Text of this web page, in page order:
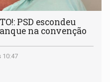
PSD escondeu
na convenção
10:47